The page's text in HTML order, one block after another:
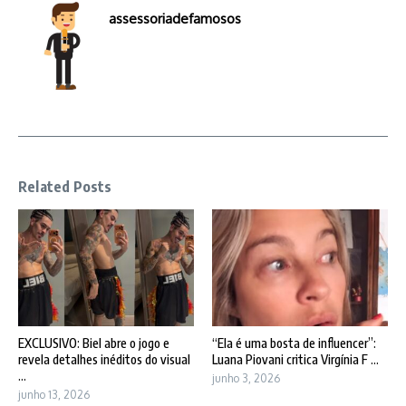
assessoriadefamosos
Related Posts
EXCLUSIVO: Biel abre o jogo e
revela detalhes inéditos do visual
...
junho 13, 2026
“Ela é uma bosta de influencer”:
Luana Piovani critica Virgínia F ...
junho 3, 2026